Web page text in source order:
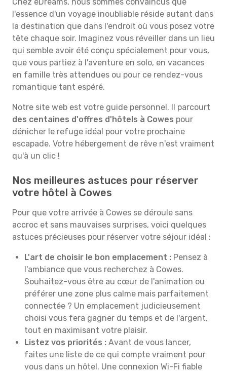
l'essence d'un voyage inoubliable réside autant dans
la destination que dans l'endroit où vous posez votre
tête chaque soir. Imaginez vous réveiller dans un lieu
qui semble avoir été conçu spécialement pour vous,
que vous partiez à l'aventure en solo, en vacances
en famille très attendues ou pour ce rendez-vous
romantique tant espéré.
Notre site web est votre guide personnel. Il parcourt
des centaines d'offres d'hôtels à Cowes pour
dénicher le refuge idéal pour votre prochaine
escapade. Votre hébergement de rêve n'est vraiment
qu'à un clic !
Nos meilleures astuces pour réserver
votre hôtel à Cowes
Pour que votre arrivée à Cowes se déroule sans
accroc et sans mauvaises surprises, voici quelques
astuces précieuses pour réserver votre séjour idéal :
L'art de choisir le bon emplacement : Pensez à
l'ambiance que vous recherchez à Cowes.
Souhaitez-vous être au cœur de l'animation ou
préférer une zone plus calme mais parfaitement
connectée ? Un emplacement judicieusement
choisi vous fera gagner du temps et de l'argent,
tout en maximisant votre plaisir.
Listez vos priorités : Avant de vous lancer,
faites une liste de ce qui compte vraiment pour
vous dans un hôtel. Une connexion Wi-Fi fiable